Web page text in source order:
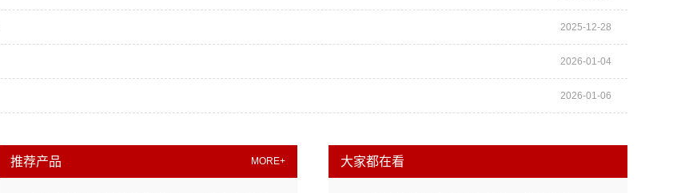
2025-12-28
2026-01-04
2026-01-06
推荐产品 MORE+ 大家都在看